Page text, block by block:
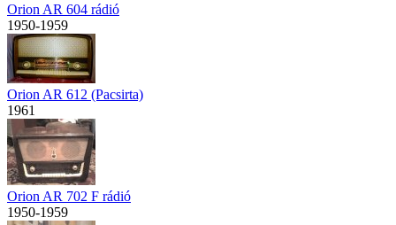
Orion AR 604 rádió
1950-1959
Orion AR 612 (Pacsirta)
1961
Orion AR 702 F rádió
1950-1959